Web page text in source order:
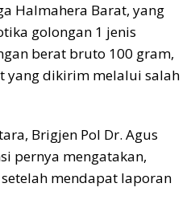
Halmahera Barat, yang
golongan 1 jenis
berat bruto 100 gram,
yang dikirim melalui salah
Brigjen Pol Dr. Agus
pernya mengatakan,
mendapat laporan